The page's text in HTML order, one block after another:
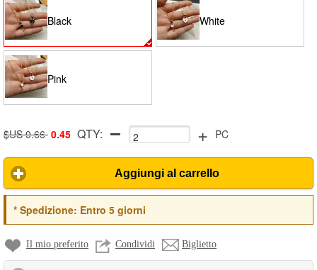
Black White
Pink
$US 0.66 0.45 QTY: + PC
Aggiungi al carrello
*Spedizione: Entro 5 giorni
Il mio preferito Condividi Biglietto